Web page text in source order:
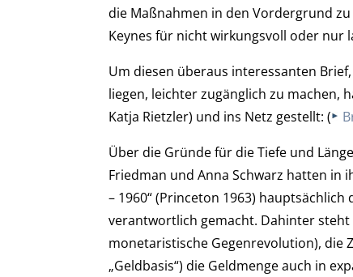
die Maßnahmen in den Vordergrund
Keynes für nicht wirkungsvoll oder nur
Um diesen überaus interessanten
liegen, leichter zugänglich zu machen,
Katja Rietzler) und ins Netz gestellt: (
Über die Gründe für die Tiefe und
Friedman und Anna Schwarz hatten in
– 1960“ (Princeton 1963)
verantwortlich gemacht. Dahinter
monetaristische Gegenrevolution), die
„Geldbasis“) die Geldmenge auch in